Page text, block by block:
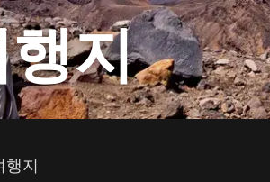
지
지